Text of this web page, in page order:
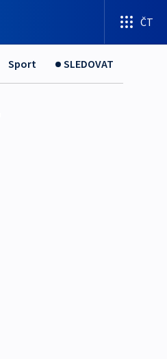
ČT
Sport SLEDOVAT